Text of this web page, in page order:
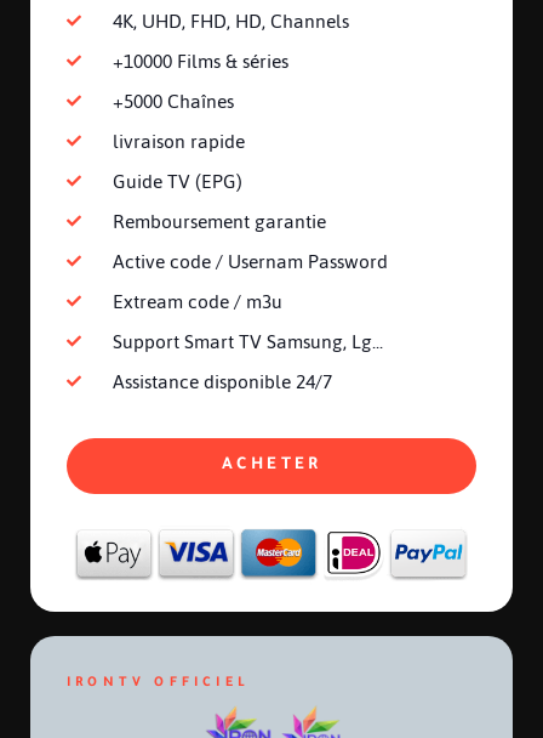
4K, UHD, FHD, HD, Channels
+10000 Films & séries
+5000 Chaînes
livraison rapide
Guide TV (EPG)
Remboursement garantie
Active code / Usernam Password
Extream code / m3u
Support Smart TV Samsung, Lg...
Assistance disponible 24/7
ACHETER
IRONTV OFFICIEL